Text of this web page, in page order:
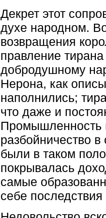
Декрет этот
духе народном.
возвращения
правление
добродушному
Нерона, как
наполнились;
что даже и
Промышленность
разбойничество
были в таком
покрывалась
самые
себе последствия